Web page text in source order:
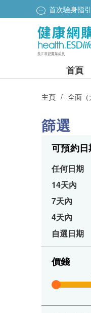
首次驗身指
首頁
主頁 / 全面（
篩選
可預約日
任何日期
14天內
7天內
4天內
自選日期
價錢